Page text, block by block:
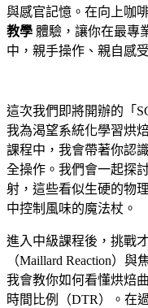
與感官記憶。在向上咖
教學 體驗，讓你在最專
中，親手操作、親自感
這次我們即將開辦的「
我為渴望系統化學習烘
課程中，我會帶著你認
全操作。我們會一起探
射，這些看似生硬的物
中控制風味的魔法杖。
進入中級課程後，挑戰
（Maillard Reaction）與
我會教你如何看懂烘焙
時間比例（DTR）。在